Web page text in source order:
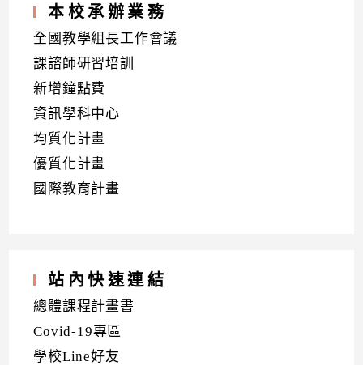
本校承辦業務
全國教學組長工作會議
課諮師研習培訓
新增鐘點費
資訊學科中心
均質化計畫
優質化計畫
國際教育計畫
站內快速連結
總體課程計畫書
Covid-19專區
學校Line好友